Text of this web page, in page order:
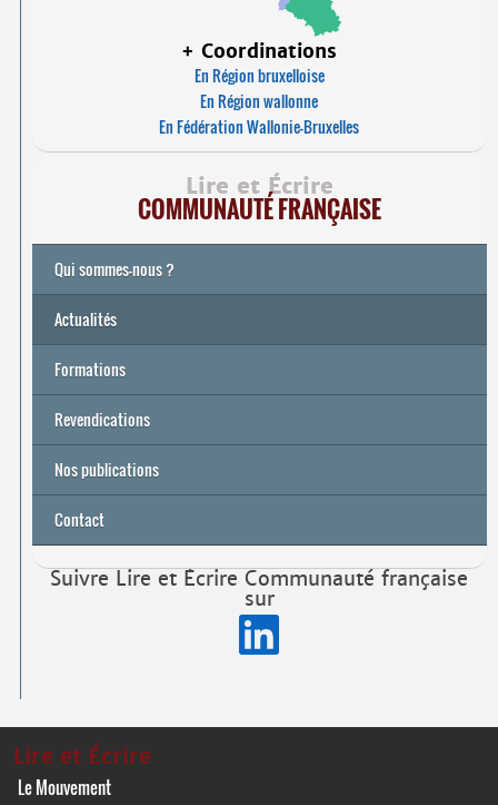
+ Coordinations
En Région bruxelloise
En Région wallonne
En Fédération Wallonie-Bruxelles
Lire et Écrire
COMMUNAUTÉ FRANÇAISE
Qui sommes-nous ?
Actualités
Formations
Archives
Université de printemps 2026
Revendications
Nos publications
Contact
Suivre Lire et Écrire Communauté française
sur
Lire et Écrire
Le Mouvement